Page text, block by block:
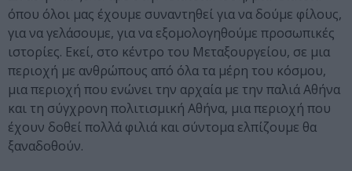
όπου όλοι μας έχουμε συναντηθεί για να δούμε φίλους,
για να γελάσουμε, για να εξομολογηθούμε προσωπικές
ιστορίες. Εκεί, στο κέντρο του Μεταξουργείου, σε μια
περιοχή με ανθρώπους από όλα τα μέρη του κόσμου,
μια περιοχή που ενώνει την αρχαία με την παλιά Αθήνα
και τη σύγχρονη πολιτισμική Αθήνα, μια περιοχή που
έχουν δοθεί πολλά φιλιά και σύντομα ελπίζουμε θα
ξαναδοθούν.